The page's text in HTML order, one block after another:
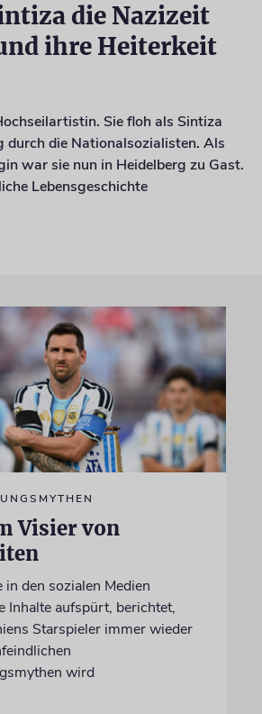
die Nazizeit
ihre Heiterkeit
Sie floh als Sintiza
durch die Nationalsozialisten. Als
war sie nun in Heidelberg zu Gast.
Lebensgeschichte
Visier von
in den sozialen Medien
Inhalte aufspürt, berichtet,
Starspieler immer wieder
wird